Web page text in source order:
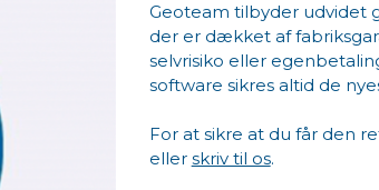
Geoteam tilbyder udvidet
der er dækket af
selvrisiko eller
software sikres altid de
For at sikre at du får den
eller skriv til os.